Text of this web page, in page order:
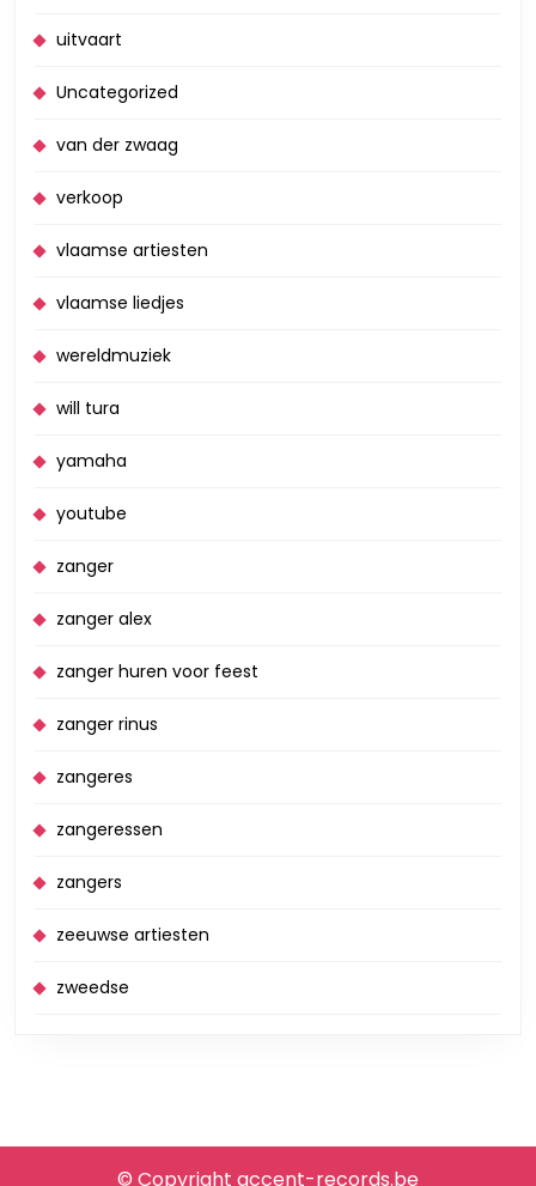
uitvaart
Uncategorized
van der zwaag
verkoop
vlaamse artiesten
vlaamse liedjes
wereldmuziek
will tura
yamaha
youtube
zanger
zanger alex
zanger huren voor feest
zanger rinus
zangeres
zangeressen
zangers
zeeuwse artiesten
zweedse
© Copyright accent-records.be